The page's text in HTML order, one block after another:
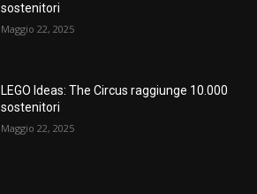
sostenitori
Maggio 22, 2025
LEGO Ideas: The Circus raggiunge 10.000
sostenitori
Maggio 22, 2025